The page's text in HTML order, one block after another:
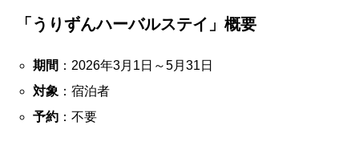
「うりずんハーバルステイ」概要
期間 ：2026年3月1日～5月31日
対象 ：宿泊者
予約：不要